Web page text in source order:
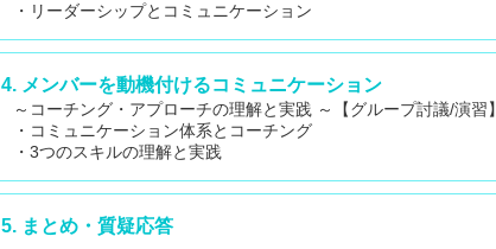
・リーダーシップとコミュニケーション
4. メンバーを動機付けるコミュニケーション
～コーチング・アプローチの理解と実践 ～【グループ討議/演習】
・コミュニケーション体系とコーチング
・3つのスキルの理解と実践
5. まとめ・質疑応答